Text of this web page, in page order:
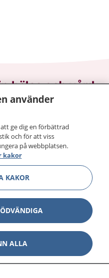
hälsa och vård
och information om
och göra dina
1177 för
runt.
bättre.
Visa
Visa
använder
ge dig en förbättrad
och för att viss
på webbplatsen.
kakor
KAKOR
ALLA